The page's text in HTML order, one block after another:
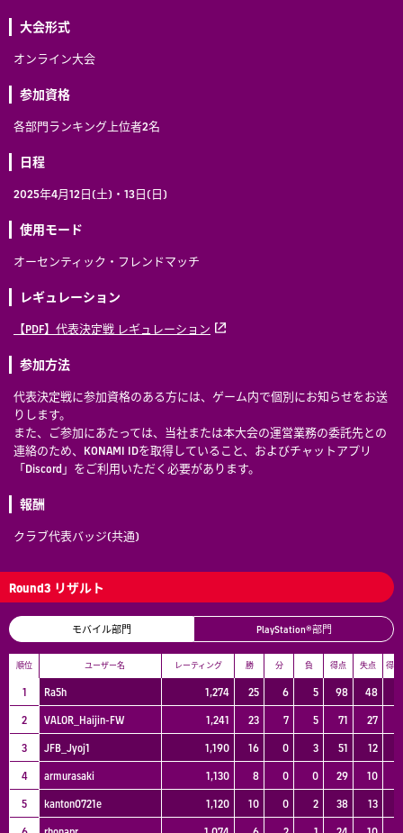
大会形式
オンライン大会
参加資格
各部門ランキング上位者2名
日程
2025年4月12日(土)・13日(日)
使用モード
オーセンティック・フレンドマッチ
レギュレーション
【PDF】代表決定戦 レギュレーション
参加方法
代表決定戦に参加資格のある方には、ゲーム内で個別にお知らせをお送
りします。
また、ご参加にあたっては、当社または本大会の運営業務の委託先との
連絡のため、KONAMI IDを取得していること、およびチャットアプリ
「Discord」をご利用いただく必要があります。
報酬
クラブ代表バッジ(共通)
Round3 リザルト
モバイル部門 PlayStation®部門
順位 ユーザー名 レーティング 勝 分 負 得点 失点 得
1 Ra5h 1,274 25 6 5 98 48
2
VALOR_Haijin-FW 1,241 23 7 5 71 27
3
JFB_Jyoj1 1,190 16 0 3 51 12
4
armurasaki 1,130 8 0 0 29 10
5
kanton0721e 1,120 10 0 2 38 13